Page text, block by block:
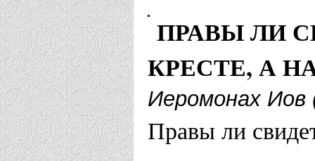
ПРАВЫ ЛИ
КРЕСТЕ, А
Иеромонах Иов
Правы ли